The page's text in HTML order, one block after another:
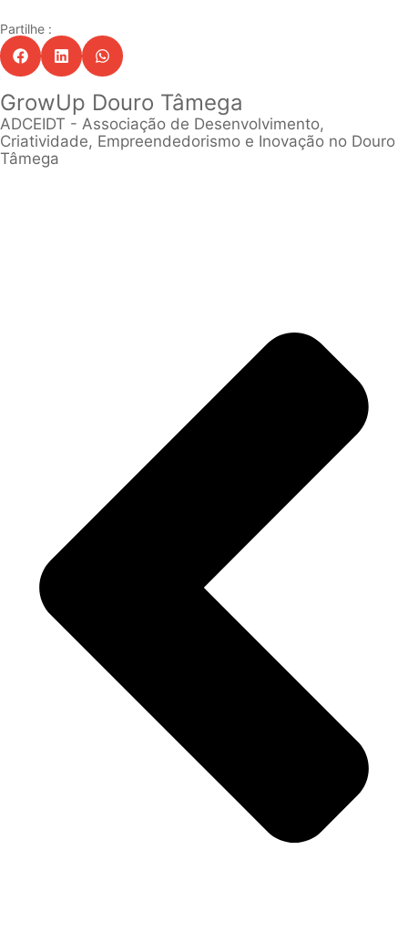
Partilhe :
GrowUp Douro Tâmega
ADCEIDT - Associação de Desenvolvimento,
Criatividade, Empreendedorismo e Inovação no Douro
Tâmega